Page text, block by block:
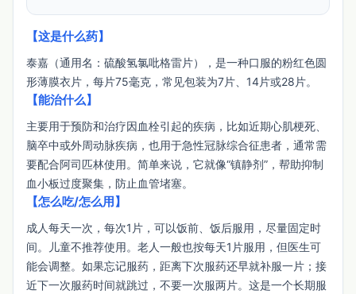
【这是什么药】
泰嘉（通用名：硫酸氢氯吡格雷片），是一种口服的粉红色圆
形薄膜衣片，每片75毫克，常见包装为7片、14片或28片。
【能治什么】
主要用于预防和治疗因血栓引起的疾病，比如近期心肌梗死、
脑卒中或外周动脉疾病，也用于急性冠脉综合征患者，通常需
要配合阿司匹林使用。简单来说，它就像“镇静剂”，帮助抑制
血小板过度聚集，防止血管堵塞。
【怎么吃/怎么用】
成人每天一次，每次1片，可以饭前、饭后服用，尽量固定时
间。儿童不推荐使用。老人一般也按每天1片服用，但医生可
能会调整。如果忘记服药，距离下次服药还早就补服一片；接
近下一次服药时间就跳过，不要一次服两片。这是一个长期服